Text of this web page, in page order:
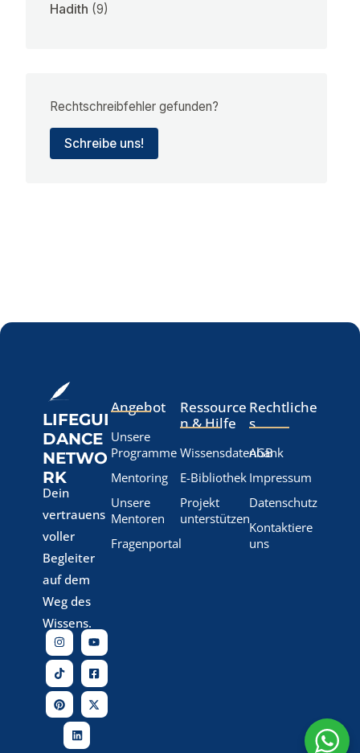
Hadith (9)
Rechtschreibfehler gefunden?
Schreibe uns!
LIFEGUI
DANCE
NETWO
RK
Dein
vertrauens
voller
Begleiter
auf dem
Weg des
Wissens.
Angebot
Unsere
Programme
Mentoring
Unsere
Mentoren
Fragenportal
Ressource
n & Hilfe
Wissensdatenbank
E-Bibliothek
Projekt
unterstützen
Rechtliche
s
AGB
Impressum
Datenschutz
Kontaktiere
uns